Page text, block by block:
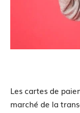
Les cartes de
marché de la